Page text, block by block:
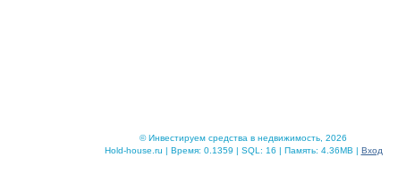
© Инвестируем средства в недвижимость, 2026
Hold-house.ru | Время: 0.1359 | SQL: 16 | Память: 4.36MB | Вход